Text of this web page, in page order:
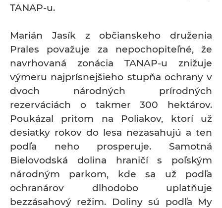
TANAP-u.
Marián Jasík z občianskeho druženia
Prales považuje za nepochopiteľné, že
navrhovaná zonácia TANAP-u znižuje
výmeru najprísnejšieho stupňa ochrany v
dvoch národných prírodných
rezerváciách o takmer 300 hektárov.
Poukázal pritom na Poliakov, ktorí už
desiatky rokov do lesa nezasahujú a ten
podľa neho prosperuje. Samotná
Bielovodská dolina hraničí s poľským
národným parkom, kde sa už podľa
ochranárov dlhodobo uplatňuje
bezzásahový režim. Doliny sú podľa My